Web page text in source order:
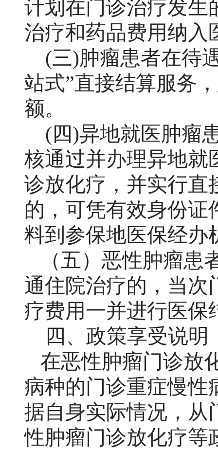
计划在门诊治疗发生
治疗和药品费用纳入
(三)肿瘤患者在待
站式”直接结算服务
额。
(四)异地就医肿瘤
核通过并办理异地就
诊放化疗，并实行直
的，可凭有效身份证
料到参保地医保经办
（五） 恶性肿瘤患
通住院治疗的，当次
疗费用一并进行医保
四、 政策享受说明
在恶性肿瘤门诊放
病种的门诊重症慢性
据自身实际情况，从
性肿瘤门诊放化疗等